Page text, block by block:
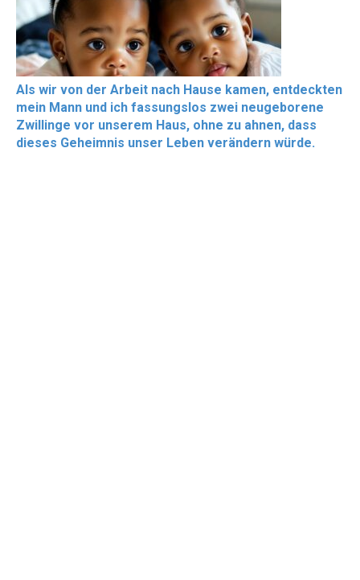
Als wir von der Arbeit nach Hause kamen, entdeckten
mein Mann und ich fassungslos zwei neugeborene
Zwillinge vor unserem Haus, ohne zu ahnen, dass
dieses Geheimnis unser Leben verändern würde.